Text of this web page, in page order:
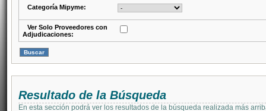
Categoría Mipyme:
Ver Solo Proveedores con
Adjudicaciones:
Resultado de la Búsqueda
En esta sección podrá ver los resultados de la búsqueda realizada más